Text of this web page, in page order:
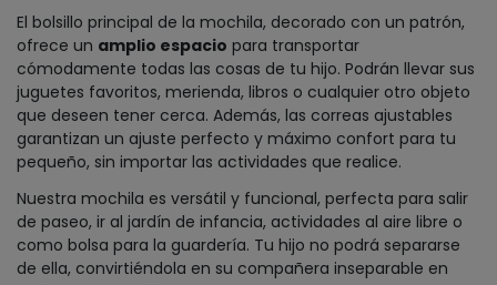
El bolsillo principal de la mochila, decorado con un patrón,
ofrece un amplio espacio para transportar
cómodamente todas las cosas de tu hijo. Podrán llevar sus
juguetes favoritos, merienda, libros o cualquier otro objeto
que deseen tener cerca. Además, las correas ajustables
garantizan un ajuste perfecto y máximo confort para tu
pequeño, sin importar las actividades que realice.
Nuestra mochila es versátil y funcional, perfecta para salir
de paseo, ir al jardín de infancia, actividades al aire libre o
como bolsa para la guardería. Tu hijo no podrá separarse
de ella, convirtiéndola en su compañera inseparable en